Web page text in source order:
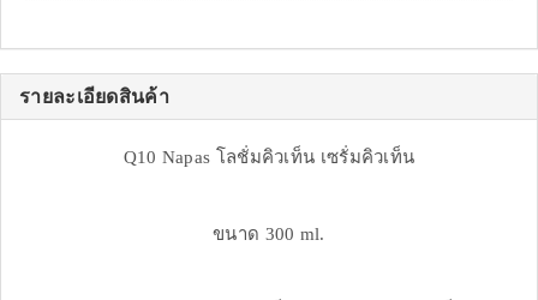
รายละเอียดสินค้า
Q10 Napas โลชั่มคิวเท็น เซรั่มคิวเท็น
ขนาด 300 ml.